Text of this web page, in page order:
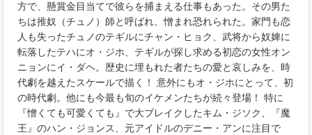
方で、懸賞金目当てで彼らを捕まえる仕事もあった。その男た
ちは推奴（チュノ）師と呼ばれ、憎まれ恐れられた。家門も恋
人も失ったチュノのテギルにチャン・ヒョク、武将から奴婢に
転落したテハにオ・ジホ、テギルが探し求める初恋の女性オン
ニョンにイ・ダヘ。歴史に埋もれた者たちの愛と哀しみを、時
代劇を越えたスケールで描く！ 意外にもオ・ジホにとって、初
の時代劇。他にも今最も旬のイケメンたちが続々登場！ 特に
『憎くても可愛くても』で大ブレイクしたキム・ジソク、『魔
王』のハン・ジョンス、元アイドルのデニー・アンに注目で